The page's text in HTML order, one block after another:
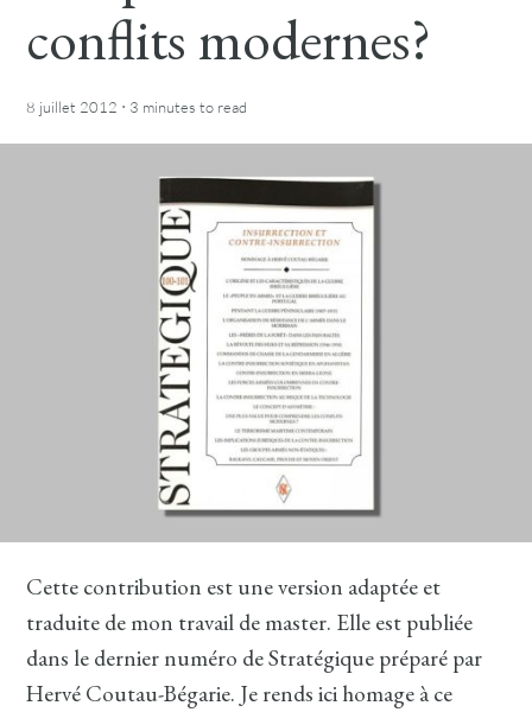
conflits modernes?
8 juillet 2012 · 3 minutes to read
Cette contribution est une version adaptée et
traduite de mon travail de master. Elle est publiée
dans le dernier numéro de Stratégique préparé par
Hervé Coutau-Bégarie. Je rends ici homage à ce